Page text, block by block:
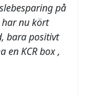
på
nu kört
bara positivt
en KCR box ,